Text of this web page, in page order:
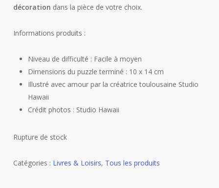
décoration dans la pièce de votre choix.
Informations produits :
Niveau de difficulté : Facile à moyen
Dimensions du puzzle terminé : 10 x 14 cm
Illustré avec amour par la créatrice toulousaine Studio
Hawaii
Crédit photos : Studio Hawaii
Rupture de stock
Catégories : Livres & Loisirs, Tous les produits